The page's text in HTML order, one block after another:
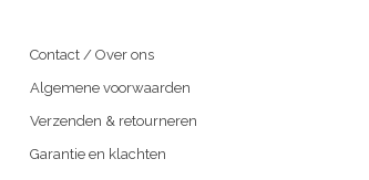
Contact / Over ons
Algemene voorwaarden
Verzenden & retourneren
Garantie en klachten